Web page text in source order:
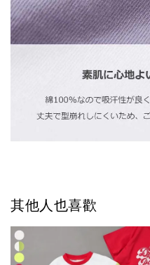
其他人也喜歡